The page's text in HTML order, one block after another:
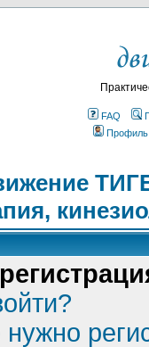
FAQ
Профиль